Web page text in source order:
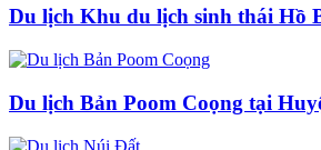
Du lịch Khu du lịch sinh thái Hồ
Du lịch Bản Poom Coọng tại